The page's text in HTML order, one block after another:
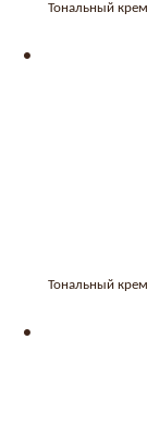
Тональный
Тональный